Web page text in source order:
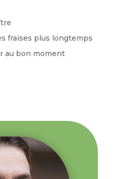
fraises plus longtemps
au bon moment